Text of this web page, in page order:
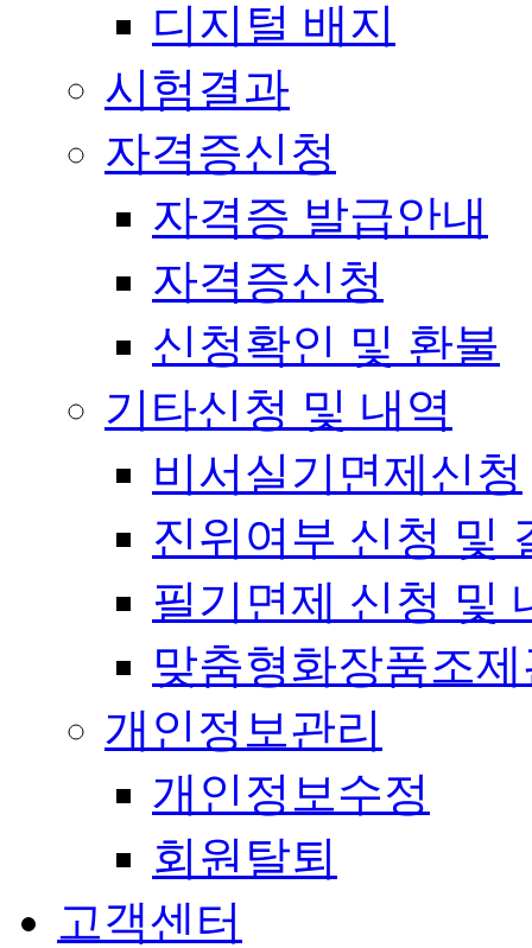
디지털 배지
시험결과
자격증신청
자격증 발급안내
자격증신청
신청확인 및 환불
기타신청 및 내역
비서실기면제신청
진위여부 신청 및
필기면제 신청 및
맞춤형화장품조
개인정보관리
개인정보수정
회원탈퇴
고객센터